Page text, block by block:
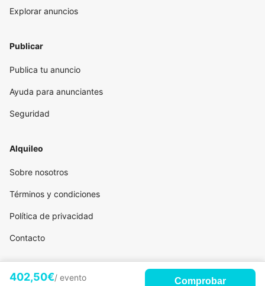
402,50€/ evento Comprobar
Explorar anuncios
Publicar
Publica tu anuncio
Ayuda para anunciantes
Seguridad
Alquileo
Sobre nosotros
Términos y condiciones
Política de privacidad
Contacto